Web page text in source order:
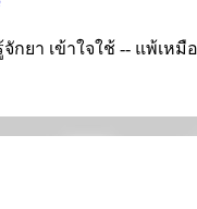
ยา เข้าใจใช้ -- แพ้เหมื